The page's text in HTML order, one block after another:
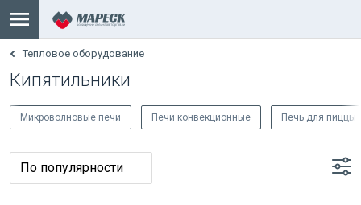
Тепловое оборудование
Кипятильники
Микроволновые печи Печи конвекционные Печь для пиццы